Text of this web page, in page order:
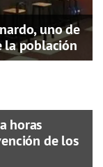
uno de
la población
horas
de los